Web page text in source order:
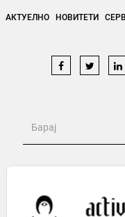
АКТУЕЛНО НОВИТЕТИ